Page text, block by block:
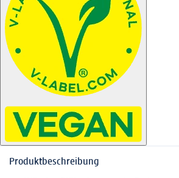
Produktbeschreibung